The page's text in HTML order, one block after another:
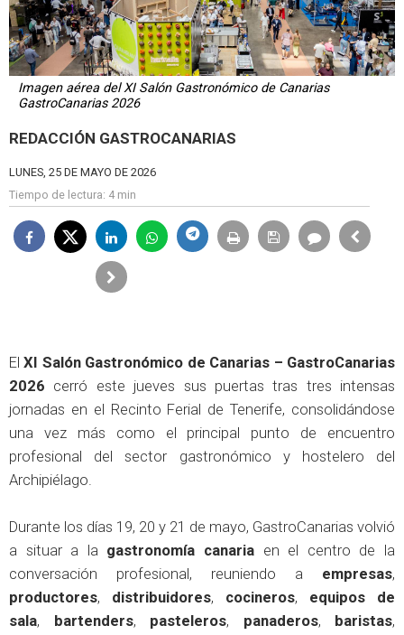
Imagen aérea del XI Salón Gastronómico de Canarias
GastroCanarias 2026
REDACCIÓN GASTROCANARIAS
LUNES, 25 DE MAYO DE 2026
Tiempo de lectura: 4 min
ElXI Salón Gastronómico de Canarias – GastroCanarias
2026 cerró este jueves sus puertas tras tres intensas
jornadas en el Recinto Ferial de Tenerife, consolidándose
una vez más como el principal punto de encuentro
profesional del sector gastronómico y hostelero del
Archipiélago.
Durante los días 19, 20 y 21 de mayo, GastroCanarias volvió
a situar a la gastronomía canaria en el centro de la
conversación profesional, reuniendo a empresas,
productores, distribuidores, cocineros, equipos de
sala, bartenders, pasteleros, panaderos, baristas,